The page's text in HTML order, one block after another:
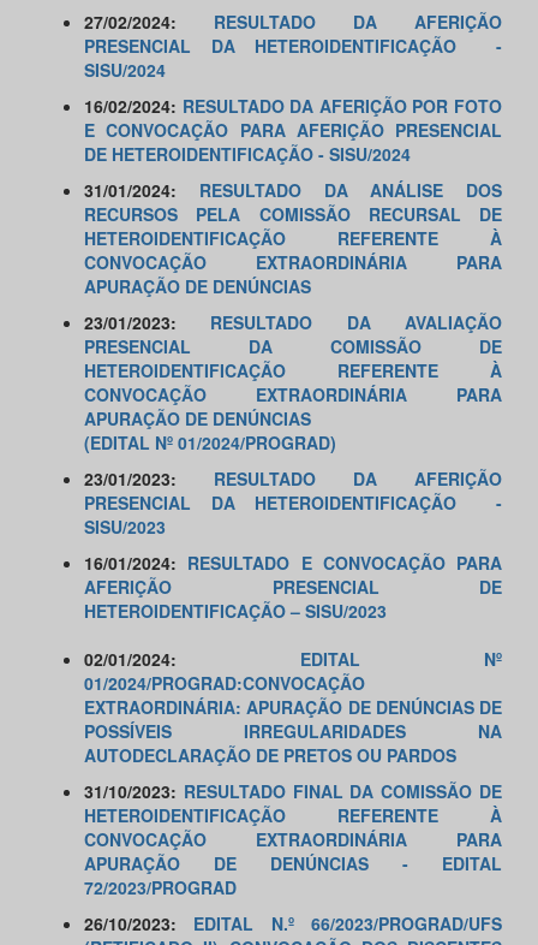
27/02/2024: RESULTADO DA AFERIÇÃO
PRESENCIAL DA HETEROIDENTIFICAÇÃO -
SISU/2024
16/02/2024: RESULTADO DA AFERIÇÃO POR FOTO
E CONVOCAÇÃO PARA AFERIÇÃO PRESENCIAL
DE HETEROIDENTIFICAÇÃO - SISU/2024
31/01/2024: RESULTADO DA ANÁLISE DOS
RECURSOS PELA COMISSÃO RECURSAL DE
HETEROIDENTIFICAÇÃO REFERENTE À
CONVOCAÇÃO EXTRAORDINÁRIA PARA
APURAÇÃO DE DENÚNCIAS
23/01/2023: RESULTADO DA AVALIAÇÃO
PRESENCIAL DA COMISSÃO DE
HETEROIDENTIFICAÇÃO REFERENTE À
CONVOCAÇÃO EXTRAORDINÁRIA PARA
APURAÇÃO DE DENÚNCIAS
(EDITAL Nº 01/2024/PROGRAD)
23/01/2023: RESULTADO DA AFERIÇÃO
PRESENCIAL DA HETEROIDENTIFICAÇÃO -
SISU/2023
16/01/2024: RESULTADO E CONVOCAÇÃO PARA
AFERIÇÃO PRESENCIAL DE
HETEROIDENTIFICAÇÃO – SISU/2023
02/01/2024: EDITAL Nº
01/2024/PROGRAD:CONVOCAÇÃO
EXTRAORDINÁRIA: APURAÇÃO DE DENÚNCIAS DE
POSSÍVEIS IRREGULARIDADES NA
AUTODECLARAÇÃO DE PRETOS OU PARDOS
31/10/2023: RESULTADO FINAL DA COMISSÃO DE
HETEROIDENTIFICAÇÃO REFERENTE À
CONVOCAÇÃO EXTRAORDINÁRIA PARA
APURAÇÃO DE DENÚNCIAS - EDITAL
72/2023/PROGRAD
26/10/2023: EDITAL N.º 66/2023/PROGRAD/UFS